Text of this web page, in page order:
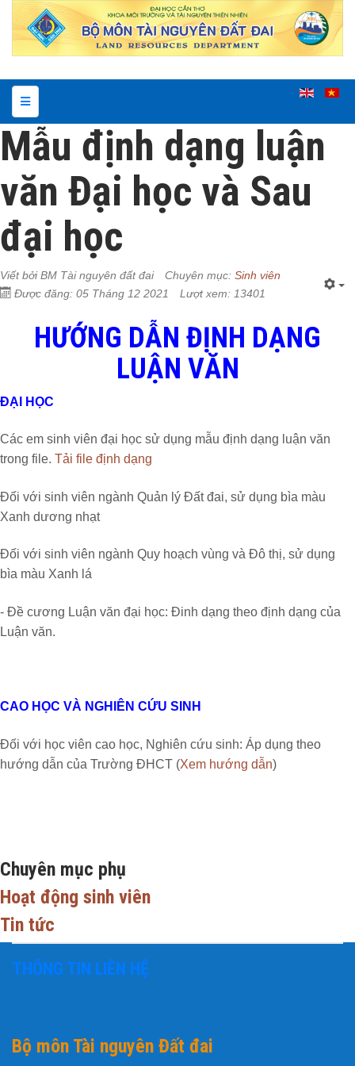
Mẫu định dạng luận
văn Đại học và Sau
đại học
Viết bởiBM Tài nguyên đất đai Chuyên mục: Sinh viên
Được đăng: 05 Tháng 12 2021
Lượt xem: 13401
HƯỚNG DẪN ĐỊNH DẠNG
LUẬN VĂN
ĐẠI HỌC
Các em sinh viên đại học sử dụng mẫu định dạng luận văn
trong file. Tải file định dạng
Đối với sinh viên ngành Quản lý Đất đai, sử dụng bìa màu
Xanh dương nhạt
Đối với sinh viên ngành Quy hoạch vùng và Đô thị, sử dụng
bìa màu Xanh lá
- Đề cương Luận văn đại học: Đinh dạng theo định dạng của
Luận văn.
CAO HỌC VÀ NGHIÊN CỨU SINH
Đối với học viên cao học, Nghiên cứu sinh: Áp dụng theo
hướng dẫn của Trường ĐHCT (Xem hướng dẫn)
Chuyên mục phụ
Hoạt động sinh viên
Tin tức
THÔNG TIN LIÊN HỆ
Bộ môn Tài nguyên Đất đai